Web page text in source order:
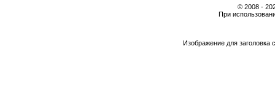
© 2008 -
При
Изображение для